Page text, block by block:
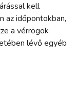
kell
az időpontokban,
a vérrögök
lévő egyéb